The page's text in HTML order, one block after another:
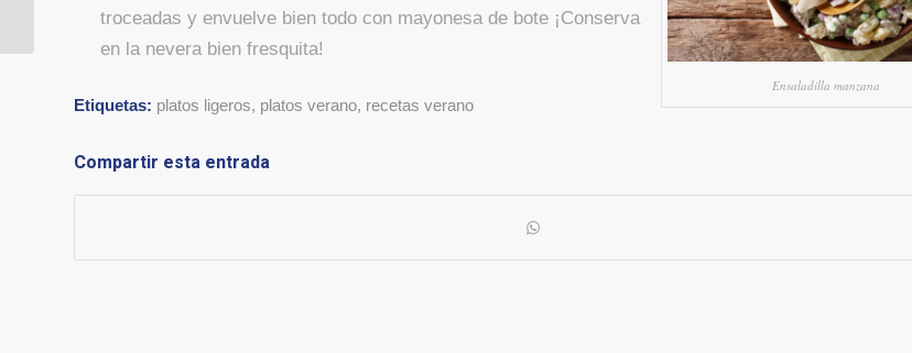
Ensaladilla manzana
troceadas y envuelve bien todo con mayonesa de bote ¡Conserva
en la nevera bien fresquita!
Etiquetas: platos ligeros, platos verano, recetas verano
Compartir esta entrada
CASH FRESH FUENTE
PALMER...